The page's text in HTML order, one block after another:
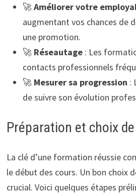
🚀Améliorer votre
augmentant vos chances de
une promotion.
🚀 Réseautage: Les
contacts professionnels
🚀 Mesurer sa progression :
de suivre son évolution
Préparation et choix
La clé d’une formation réussie
le début des cours. Un bon choix
crucial. Voici quelques étapes